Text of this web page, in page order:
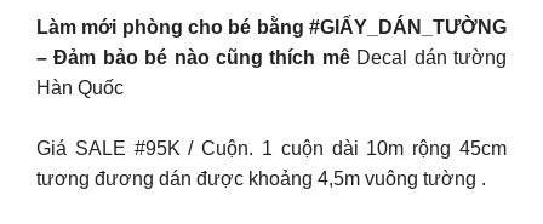
Làm mới phòng cho bé bằng #GIẤY_DÁN_TƯỜNG
– Đảm bảo bé nào cũng thích mê Decal dán tường
Hàn Quốc
Giá SALE #95K / Cuộn. 1 cuộn dài 10m rộng 45cm
tương đương dán được khoảng 4,5m vuông tường .